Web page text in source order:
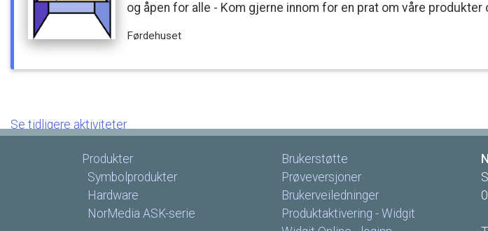
og åpen for alle - Kom gjerne innom for en prat om våre produkter
Førdehuset
Se tidligere aktiviteter
Produkter
Symbolprodukter
Hardware
NorMedia ASK-serie
Brukerstøtte
Prøveversjoner
Brukerveiledninger
Produktaktivering - Widgit